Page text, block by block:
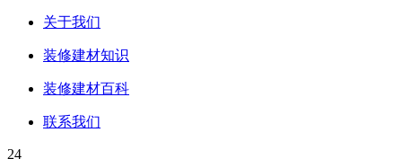
关于我们
装修建材知识
装修建材百科
联系我们
24